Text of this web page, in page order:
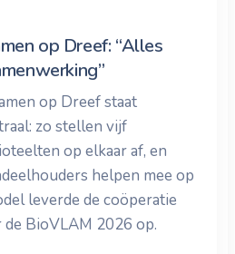
op Dreef: “Alles
op Dreef staat
zo stellen vijf
op elkaar af, en
helpen mee op
leverde de coöperatie
BioVLAM 2026 op.